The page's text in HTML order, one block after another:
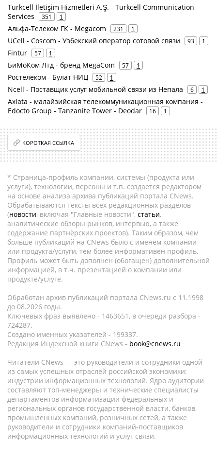
Turkcell İletişim Hizmetleri A.Ş. - Turkcell Communication
Services
351 1
Альфа-Телеком ГК - Megacom 231 1
UCell - Coscom - Узбекский оператор сотовой связи 93 1
Fintur 57 1
БиМоКом Лтд - бренд MegaCom 57 1
Ростелеком - Булат НИЦ 52 1
Ncell - Поставщик услуг мобильной связи из Непала 6 1
Axiata - малайзийская телекоммуникационная компания -
Edocto Group - Tanzanite Tower - Deodar
16 1
КОРОТКАЯ ССЫЛКА
* Страница-профиль компании, системы (продукта или
услуги), технологии, персоны и т.п. создается редактором
на основе анализа архива публикаций портала CNews.
Обрабатываются тексты всех редакционных разделов
(новости, включая "Главные новости", статьи,
аналитические обзоры рынков, интервью, а также
содержание партнёрских проектов). Таким образом, чем
больше публикаций на CNews было с именем компании
или продукта/услуги, тем более информативен профиль.
Профиль может быть дополнен (обогащен) дополнительной
информацией, в т.ч. презентацией о компании или
продукте/услуге.
Обработан архив публикаций портала CNews.ru c 11.1998
до 08.2026 годы.
Ключевых фраз выявлено - 1463651, в очереди разбора -
724287.
Создано именных указателей - 199337.
Редакция Индексной книги CNews - book@cnews.ru
Читатели CNews — это руководители и сотрудники одной
из самых успешных отраслей российской экономики:
индустрии информационных технологий. Ядро аудитории
составляют топ-менеджеры и технические специалисты
департаментов информатизации федеральных и
региональных органов государственной власти, банков,
промышленных компаний, розничных сетей, а также
руководители и сотрудники компаний-поставщиков
информационных технологий и услуг связи.